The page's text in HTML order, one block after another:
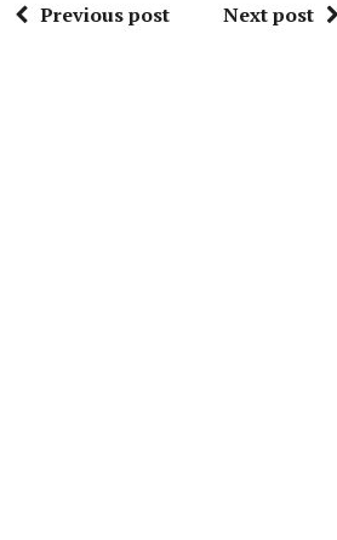
Previous post Next post